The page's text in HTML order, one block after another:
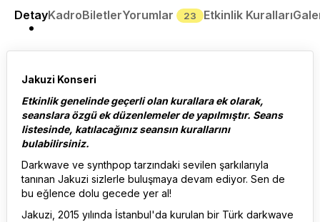
DetayKadroBiletlerYorumlar 23 Etkinlik Kuralları
Jakuzi Konseri
Etkinlik genelinde geçerli olan kurallara ek olarak,
seanslara özgü ek düzenlemeler de yapılmıştır. Seans
listesinde, katılacağınız seansın kurallarını
bulabilirsiniz.
Darkwave ve synthpop tarzındaki sevilen şarkılarıyla
tanınan Jakuzi sizlerle buluşmaya devam ediyor. Sen de
bu eğlence dolu gecede yer al!
Jakuzi, 2015 yılında İstanbul'da kurulan bir Türk darkwave